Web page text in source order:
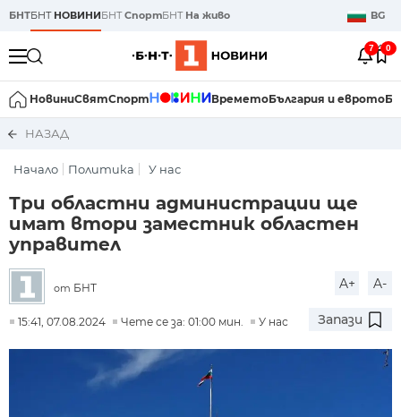
БНТБНТ НОВИНИБНТСпортБНТ На живо BG
7 0
НовиниСвятСпорт ВреметоБългария и еврото
НАЗАД
Начало Политика У нас
Три областни администрации ще
имат втори заместник областен
управител
от БНТ A+ A-
15:41, 07.08.2024 Чете се за: 01:00 мин. У нас Запази